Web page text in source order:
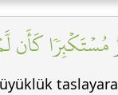
كَأَن